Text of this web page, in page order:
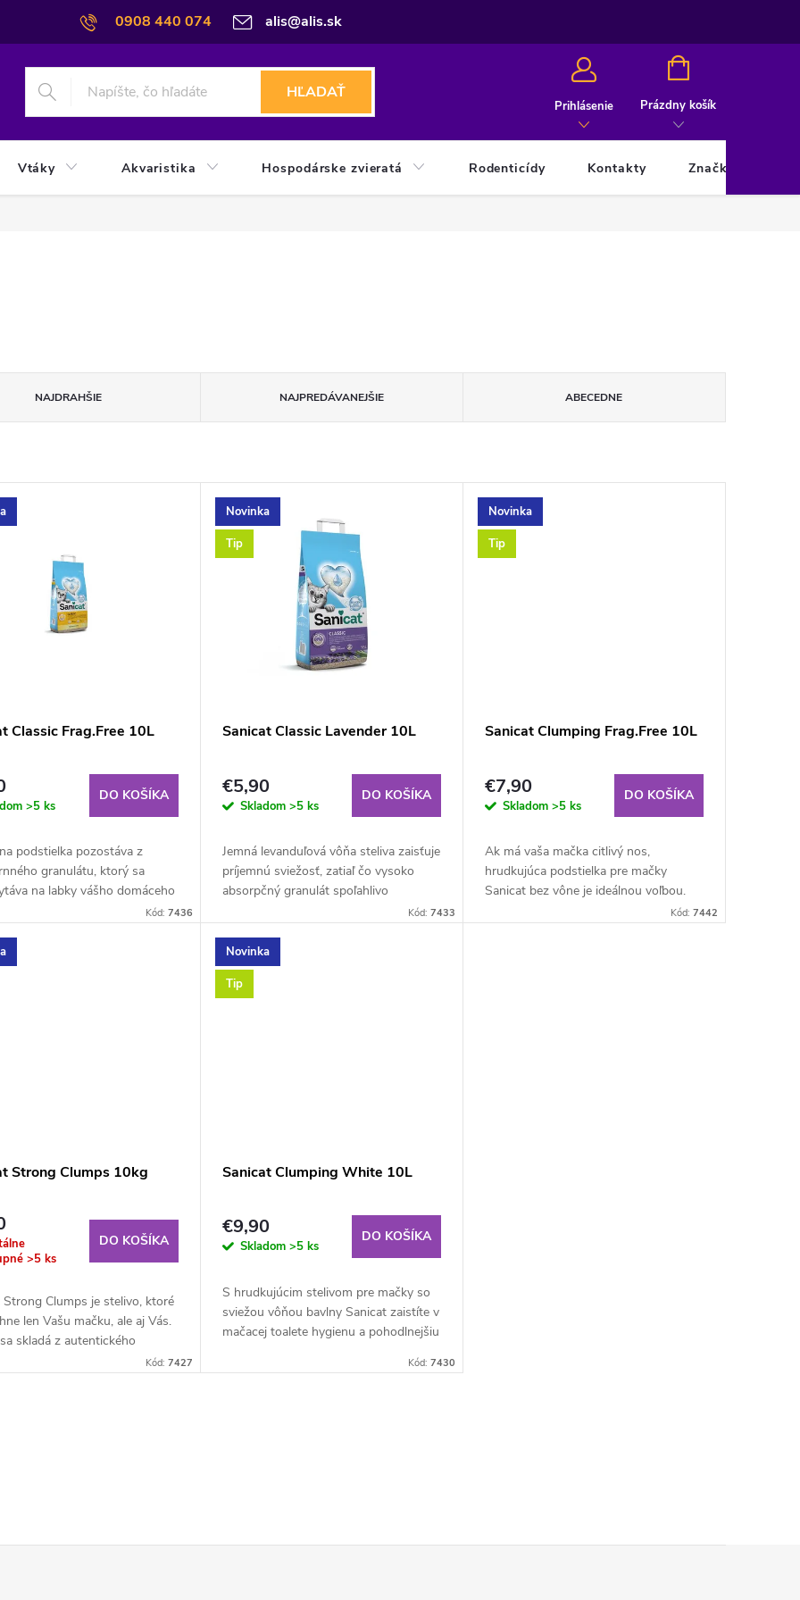
0908 440 074 alis@alis.sk
HĽADAŤ
Prihlásenie
NÁKUPNÝ
Prázdny košík
Vtáky Akvaristika Hospodárske zvieratá Rodenticídy Kontakty Značky
NAJDRAHŠIE NAJPREDÁVANEJŠIE ABECEDNE
Classic Frag.Free 10L
>5 ks
DO KOŠÍKA
podstielka pozostáva z
granulátu, ktorý sa
na labky vášho domáceho
Kód: 7436
Novinka
Tip
Sanicat Classic Lavender 10L
€5,90
Skladom >5 ks
DO KOŠÍKA
Jemná levanduľová vôňa steliva zaisťuje
príjemnú sviežosť, zatiaľ čo vysoko
absorpčný granulát spoľahlivo
absorbuje tekutiny.Minerálna podstielka
Kód: 7433
Novinka
Tip
Sanicat Clumping Frag.Free 10L
€7,90
Skladom >5 ks
DO KOŠÍKA
Ak má vaša mačka citlivý nos,
hrudkujúca podstielka pre mačky
Sanicat bez vône je ideálnou voľbou.
Spoľahlivo viaže nepríjemné pachy bez
Kód: 7442
Strong Clumps 10kg
>5 ks
DO KOŠÍKA
Strong Clumps je stelivo, ktoré
len Vašu mačku, ale aj Vás.
skladá z autentického
betonitu wyomingského typu,
Kód: 7427
Novinka
Tip
Sanicat Clumping White 10L
€9,90
Skladom >5 ks
DO KOŠÍKA
S hrudkujúcim stelivom pre mačky so
sviežou vôňou bavlny Sanicat zaistíte v
mačacej toalete hygienu a pohodlnejšiu
príjemnú vôňu a...
Kód: 7430